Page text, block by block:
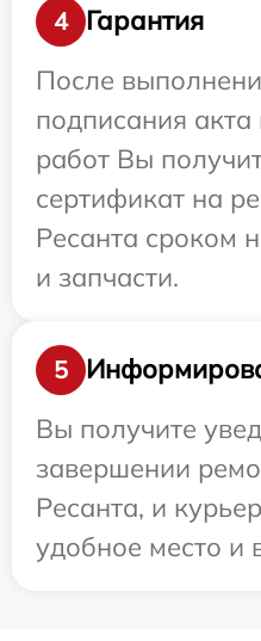
4
Гарантия
После
подписания
работ Вы
сертификат на
Ресанта сроком
и запчасти.
5
Вы получите
завершении
Ресанта, и
удобное место и